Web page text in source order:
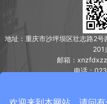
地址：重庆市沙坪坝区壮志路2
201
邮箱：
电话：
法学同等学力 法学